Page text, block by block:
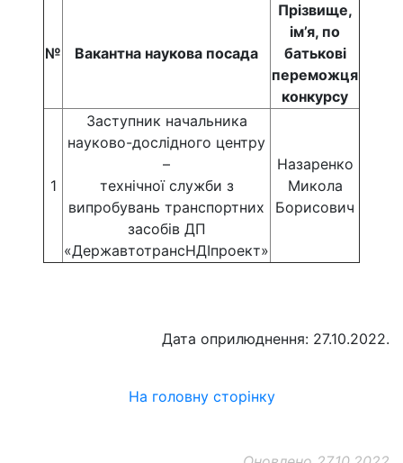
№ Вакантна наукова посада
Прізвище,
ім’я, по
батькові
переможця
конкурсу
1
Заступник начальника
науково-дослідного центру
–
технічної служби з
випробувань транспортних
засобів ДП
«ДержавтотрансНДІпроект»
Назаренко
Микола
Борисович
Дата оприлюднення: 27.10.2022.
На головну сторінку